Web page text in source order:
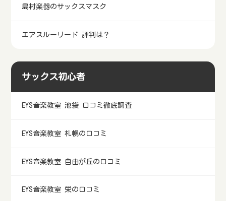
島村楽器のサックスマスク
エアスルーリード 評判は？
サックス初心者
EYS音楽教室 池袋 口コミ徹底調査
EYS音楽教室 札幌の口コミ
EYS音楽教室 自由が丘の口コミ
EYS音楽教室 栄の口コミ